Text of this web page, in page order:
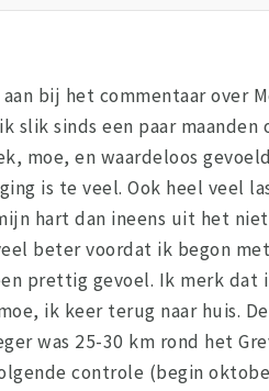
bij het commentaar over
slik sinds een paar
moe, en waardeloos
is te veel. Ook heel veel
hart dan ineens uit het
beter voordat ik begon
prettig gevoel. Ik merk dat
ik keer terug naar huis.
was 25-30 km rond het
controle (begin